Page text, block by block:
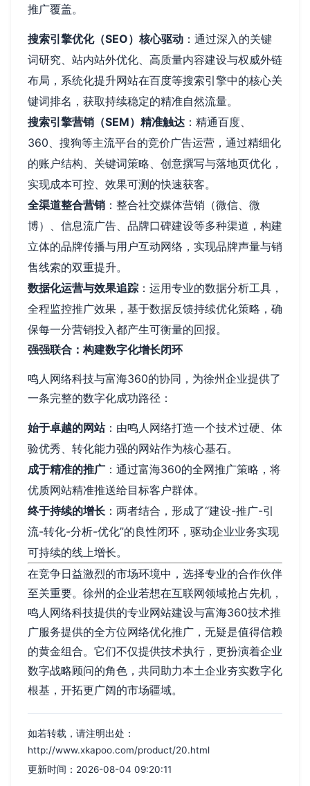
推广覆盖。
搜索引擎优化（SEO）核心驱动 ：通过深入的关键
词研究、站内站外优化、高质量内容建设与权威外链
布局，系统化提升网站在百度等搜索引擎中的核心关
键词排名，获取持续稳定的精准自然流量。
搜索引擎营销（SEM）精准触达 ：精通百度、
360、搜狗等主流平台的竞价广告运营，通过精细化
的账户结构、关键词策略、创意撰写与落地页优化，
实现成本可控、效果可测的快速获客。
全渠道整合营销 ：整合社交媒体营销（微信、微
博）、信息流广告、品牌口碑建设等多种渠道，构建
立体的品牌传播与用户互动网络，实现品牌声量与销
售线索的双重提升。
数据化运营与效果追踪 ：运用专业的数据分析工具，
全程监控推广效果，基于数据反馈持续优化策略，确
保每一分营销投入都产生可衡量的回报。
强强联合：构建数字化增长闭环
鸣人网络科技与富海360的协同，为徐州企业提供了
一条完整的数字化成功路径：
始于卓越的网站：由鸣人网络打造一个技术过硬、体
验优秀、转化能力强的网站作为核心基石。
成于精准的推广 ：通过富海360的全网推广策略，将
优质网站精准推送给目标客户群体。
终于持续的增长 ：两者结合，形成了“建设-推广-引
流-转化-分析-优化”的良性闭环，驱动企业业务实现
可持续的线上增长。
在竞争日益激烈的市场环境中，选择专业的合作伙伴
至关重要。徐州的企业若想在互联网领域抢占先机，
鸣人网络科技提供的专业网站建设与富海360技术推
广服务提供的全方位网络优化推广，无疑是值得信赖
的黄金组合。它们不仅提供技术执行，更扮演着企业
数字战略顾问的角色，共同助力本土企业夯实数字化
根基，开拓更广阔的市场疆域。
如若转载，请注明出处：
http://www.xkapoo.com/product/20.html
更新时间：2026-08-04 09:20:11